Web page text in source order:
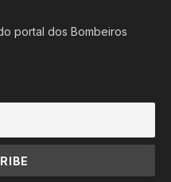
portal dos Bombeiros